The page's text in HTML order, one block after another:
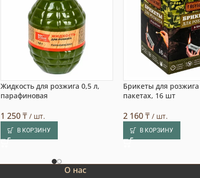
Жидкость для розжига 0,5 л,
парафиновая
1 250₸/ шт.
В КОРЗИНУ
Брикеты для
пакетах, 16 шт
2 160₸ / шт.
В КОРЗИНУ
О нас